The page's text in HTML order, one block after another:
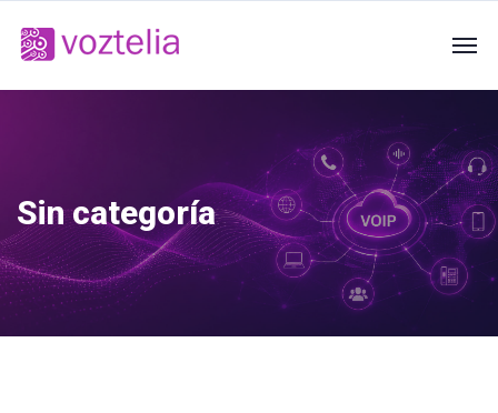
Sin categoría